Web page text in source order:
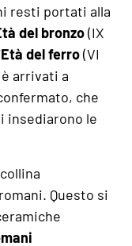
resti portati alla
del bronzo(IX
Età del ferro(VI
arrivati a
che
insediarono le
Questo si